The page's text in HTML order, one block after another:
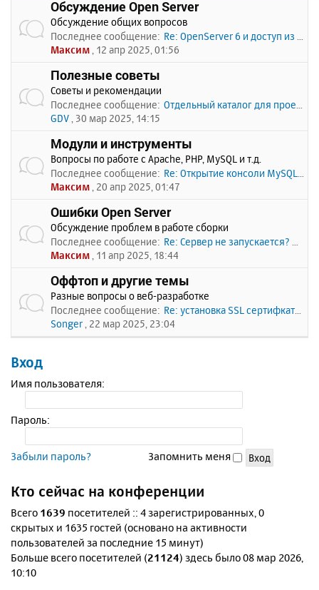
Обсуждение Open Server
Обсуждение общих вопросов
Последнее сообщение: Re: OpenServer 6 и доступ из …
Максим , 12 апр 2025, 01:56
Полезные советы
Советы и рекомендации
Последнее сообщение: Отдельный каталог для проекто…
GDV , 30 мар 2025, 14:15
Модули и инструменты
Вопросы по работе с Apache, PHP, MySQL и т.д.
Последнее сообщение: Re: Открытие консоли MySQL по…
Максим , 20 апр 2025, 01:47
Ошибки Open Server
Обсуждение проблем в работе сборки
Последнее сообщение: Re: Сервер не запускается? Пи…
Максим , 11 апр 2025, 18:44
Оффтоп и другие темы
Разные вопросы о веб-разработке
Последнее сообщение: Re: установка SSL сертифката
Songer , 22 мар 2025, 23:04
Вход
Имя пользователя:
Пароль:
Забыли пароль? Запомнить меня
Кто сейчас на конференции
Всего 1639 посетителей :: 4 зарегистрированных, 0
скрытых и 1635 гостей (основано на активности
пользователей за последние 15 минут)
Больше всего посетителей (21124) здесь было 08 мар 2026,
10:10